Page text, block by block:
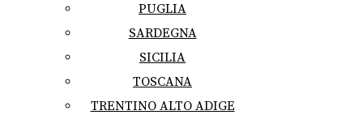
PUGLIA
SARDEGNA
SICILIA
TOSCANA
TRENTINO ALTO ADIGE